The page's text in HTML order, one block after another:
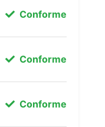
Conforme
Conforme
Conforme